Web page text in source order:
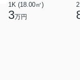
1K (18.00㎡)
3万円